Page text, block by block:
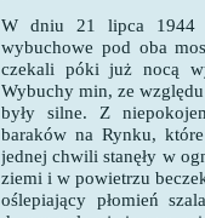
W dniu 21 lipca 1944
wybuchowe pod oba
czekali póki już nocą
Wybuchy min, ze
były silne. Z
baraków na Rynku,
jednej chwili stanęły w
ziemi i w powietrzu
oślepiający płomień